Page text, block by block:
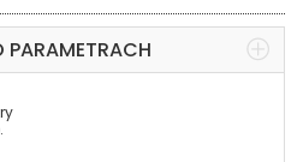
PARAMETRACH